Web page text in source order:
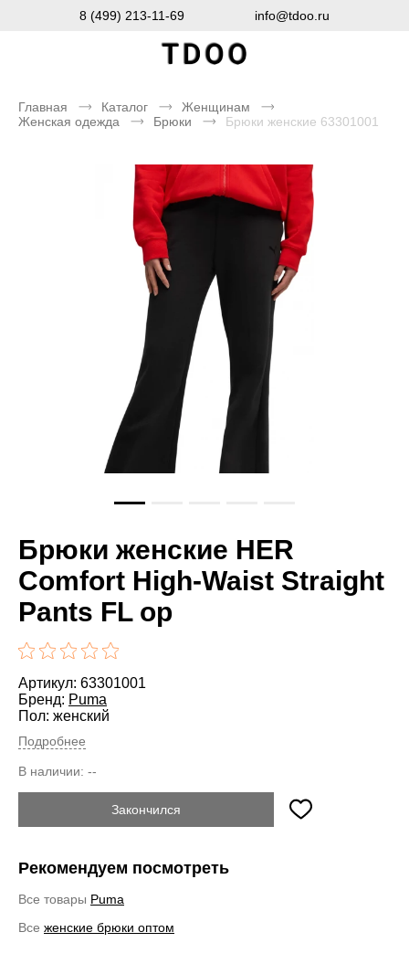
8 (499) 213-11-69 info@tdoo.ru
Главная Каталог
Женщинам
Женская одежда
Брюки Брюки женские 63301001
Брюки женские HER
Comfort High-Waist Straight
Pants FL op
Артикул: 63301001
Бренд: Puma
Пол: женский
Подробнее
В наличии: --
Закончился
Рекомендуем посмотреть
Все товары Puma
Все женские брюки оптом